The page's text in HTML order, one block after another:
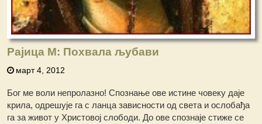
Рајица М: Похвала љубави
март 4, 2012
Бог ме воли непролазно! Спознање ове истине човеку даје
крила, одрешује га с ланца зависности од света и ослобађа
га за живот у Христовој слободи. До ове спознаје стиже се